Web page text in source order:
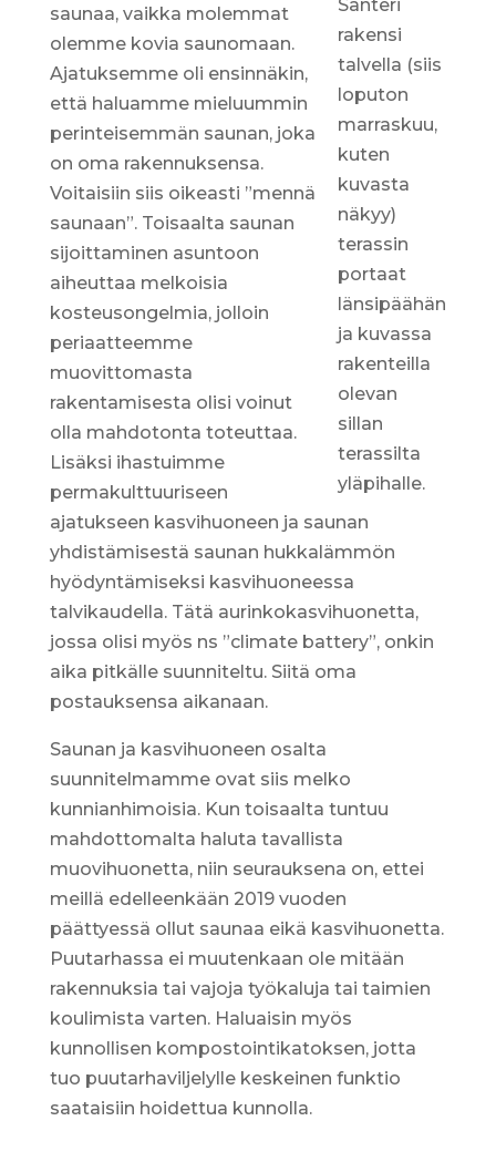
Santeri
rakensi
talvella (siis
loputon
marraskuu,
kuten
kuvasta
näkyy)
terassin
portaat
länsipäähän
ja kuvassa
rakenteilla
olevan
sillan
terassilta
yläpihalle.
saunaa, vaikka molemmat
olemme kovia saunomaan.
Ajatuksemme oli ensinnäkin,
että haluamme mieluummin
perinteisemmän saunan, joka
on oma rakennuksensa.
Voitaisiin siis oikeasti ”mennä
saunaan”. Toisaalta saunan
sijoittaminen asuntoon
aiheuttaa melkoisia
kosteusongelmia, jolloin
periaatteemme
muovittomasta
rakentamisesta olisi voinut
olla mahdotonta toteuttaa.
Lisäksi ihastuimme
permakulttuuriseen
ajatukseen kasvihuoneen ja saunan
yhdistämisestä saunan hukkalämmön
hyödyntämiseksi kasvihuoneessa
talvikaudella. Tätä aurinkokasvihuonetta,
jossa olisi myös ns ”climate battery”, onkin
aika pitkälle suunniteltu. Siitä oma
postauksensa aikanaan.
Saunan ja kasvihuoneen osalta
suunnitelmamme ovat siis melko
kunnianhimoisia. Kun toisaalta tuntuu
mahdottomalta haluta tavallista
muovihuonetta, niin seurauksena on, ettei
meillä edelleenkään 2019 vuoden
päättyessä ollut saunaa eikä kasvihuonetta.
Puutarhassa ei muutenkaan ole mitään
rakennuksia tai vajoja työkaluja tai taimien
koulimista varten. Haluaisin myös
kunnollisen kompostointikatoksen, jotta
tuo puutarhaviljelylle keskeinen funktio
saataisiin hoidettua kunnolla.